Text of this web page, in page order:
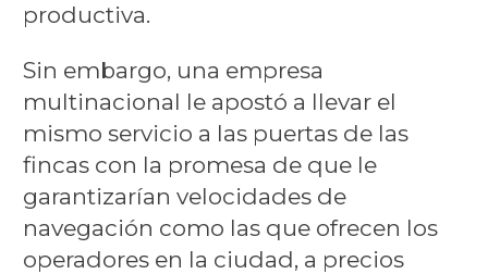
productiva.
Sin embargo, una empresa
multinacional le apostó a llevar el
mismo servicio a las puertas de las
fincas con la promesa de que le
garantizarían velocidades de
navegación como las que ofrecen los
operadores en la ciudad, a precios